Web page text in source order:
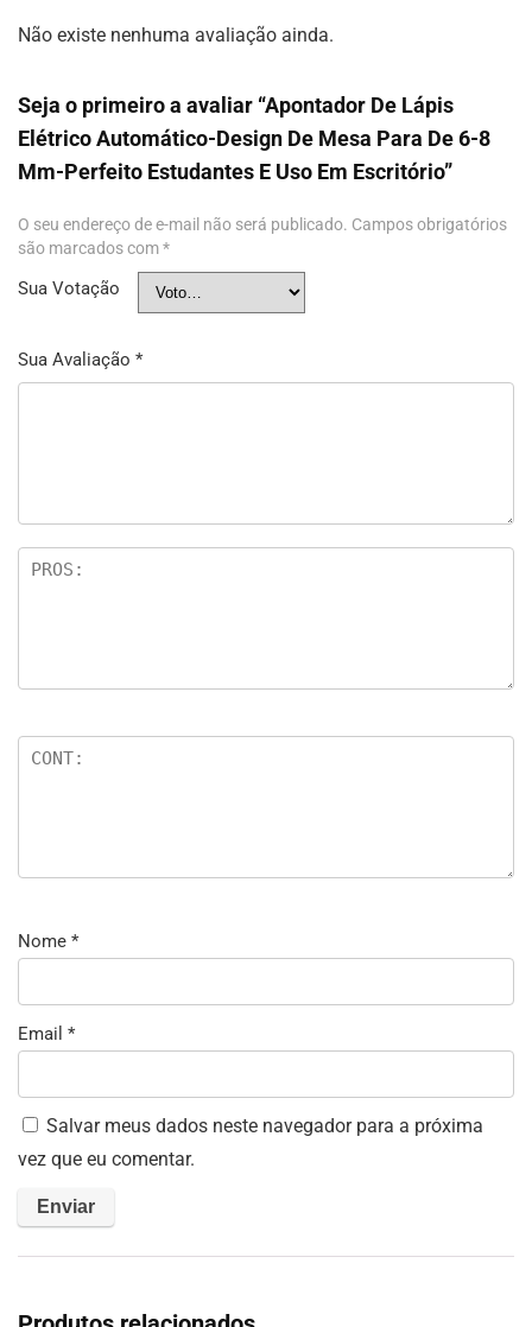
Não existe nenhuma avaliação ainda.
Seja o primeiro a avaliar “Apontador De Lápis
Elétrico Automático-Design De Mesa Para De 6-8
Mm-Perfeito Estudantes E Uso Em Escritório”
O seu endereço de e-mail não será publicado. Campos obrigatórios
são marcados com*
Sua Votação
Sua Avaliação *
Nome *
Email *
Salvar meus dados neste navegador para a próxima
vez que eu comentar.